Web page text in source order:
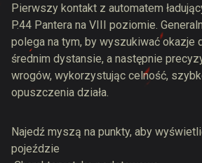
Pierwszy kontakt z automatem
P.44 Pantera na VIII poziomie.
polega na tym, by wyszukiwać okazje
średnim dystansie, a następnie
wrogów, wykorzystując celność,
opuszczenia działa.
Najedź myszą na punkty, aby
pojeździe